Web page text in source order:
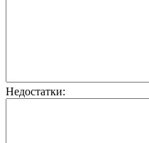
Недостатки: